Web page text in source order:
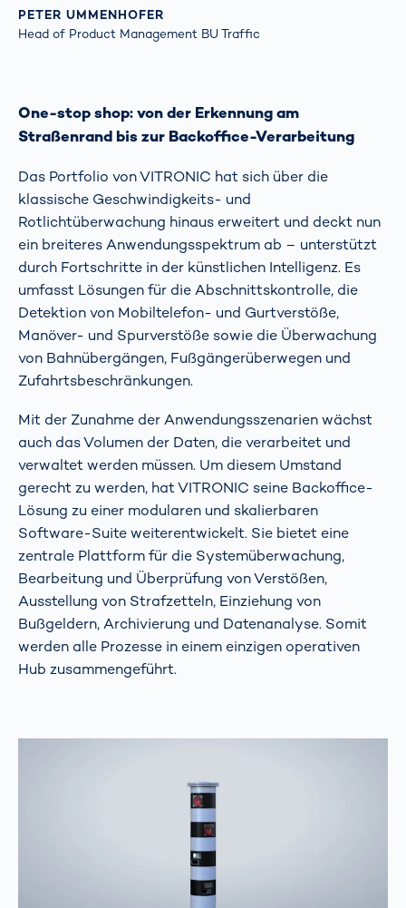
PETER UMMENHOFER
Head of Product Management BU Traffic
One-stop shop: von der Erkennung am
Straßenrand bis zur Backoffice-Verarbeitung
Das Portfolio von VITRONIC hat sich über die
klassische Geschwindigkeits- und
Rotlichtüberwachung hinaus erweitert und deckt nun
ein breiteres Anwendungsspektrum ab – unterstützt
durch Fortschritte in der künstlichen Intelligenz. Es
umfasst Lösungen für die Abschnittskontrolle, die
Detektion von Mobiltelefon- und Gurtverstöße,
Manöver- und Spurverstöße sowie die Überwachung
von Bahnübergängen, Fußgängerüberwegen und
Zufahrtsbeschränkungen.
Mit der Zunahme der Anwendungsszenarien wächst
auch das Volumen der Daten, die verarbeitet und
verwaltet werden müssen. Um diesem Umstand
gerecht zu werden, hat VITRONIC seine Backoffice-
Lösung zu einer modularen und skalierbaren
Software-Suite weiterentwickelt. Sie bietet eine
zentrale Plattform für die Systemüberwachung,
Bearbeitung und Überprüfung von Verstößen,
Ausstellung von Strafzetteln, Einziehung von
Bußgeldern, Archivierung und Datenanalyse. Somit
werden alle Prozesse in einem einzigen operativen
Hub zusammengeführt.